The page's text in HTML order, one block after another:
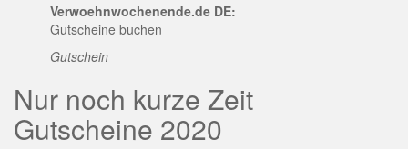
Verwoehnwochenende.de DE:
Gutscheine buchen
Gutschein
Nur noch kurze Zeit
Gutscheine 2020